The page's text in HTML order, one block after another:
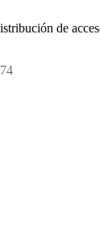
de